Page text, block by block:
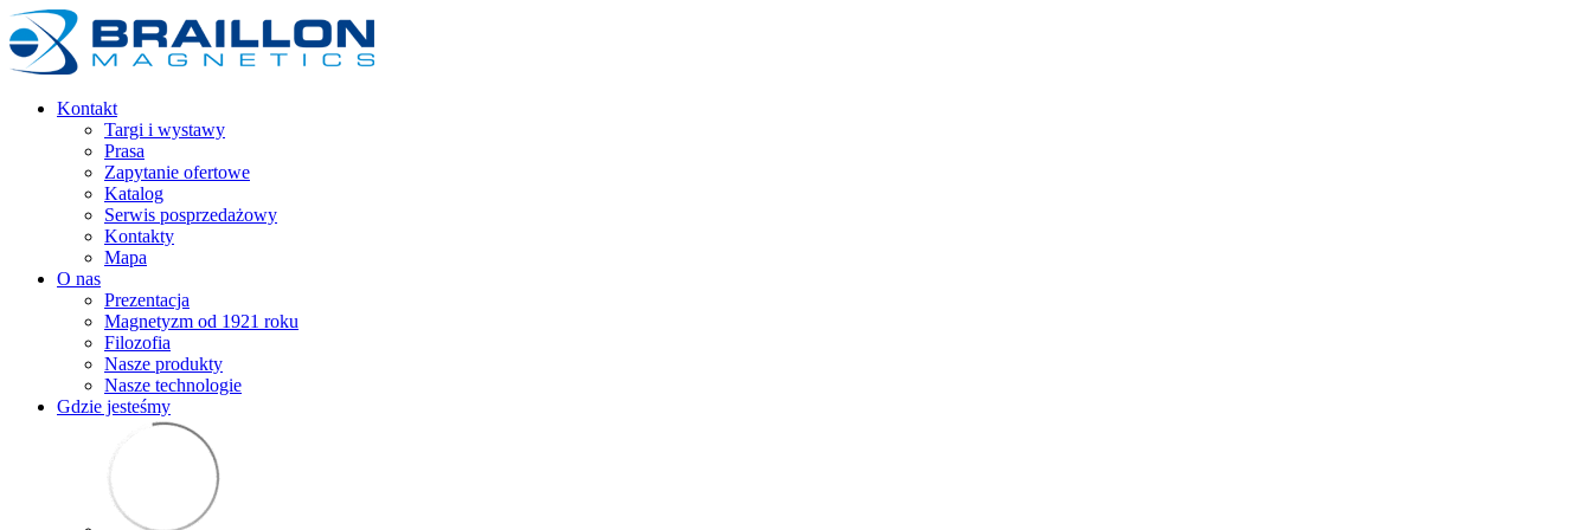
Kontakt
Targi i wystawy
Prasa
Zapytanie ofertowe
Katalog
Serwis posprzedażowy
Kontakty
Mapa
O nas
Prezentacja
Magnetyzm od 1921 roku
Filozofia
Nasze produkty
Nasze technologie
Gdzie jesteśmy